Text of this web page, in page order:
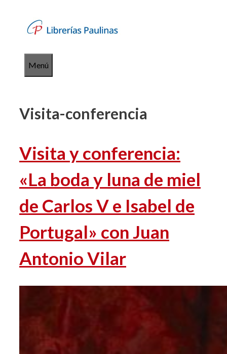
contenido
Menú
Visita-conferencia
Visita y conferencia:
«La boda y luna de miel
de Carlos V e Isabel de
Portugal» con Juan
Antonio Vilar